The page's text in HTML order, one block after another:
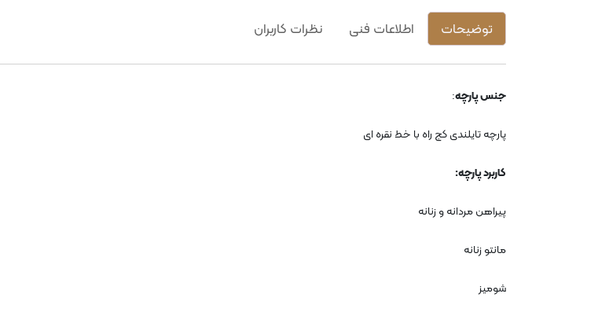
توضیحات اطلاعات فنی نظرات کاربران
جنس پارچه:
پارچه تایلندی کج راه با خط نقره ای
کاربرد پارچه:
پیراهن مردانه و زنانه
مانتو زنانه
شومیز